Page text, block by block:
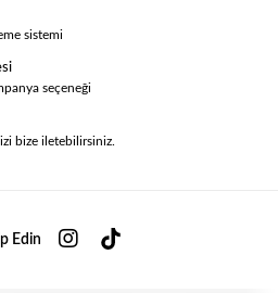
sistemi
seçeneği
bize iletebilirsiniz.
Edin